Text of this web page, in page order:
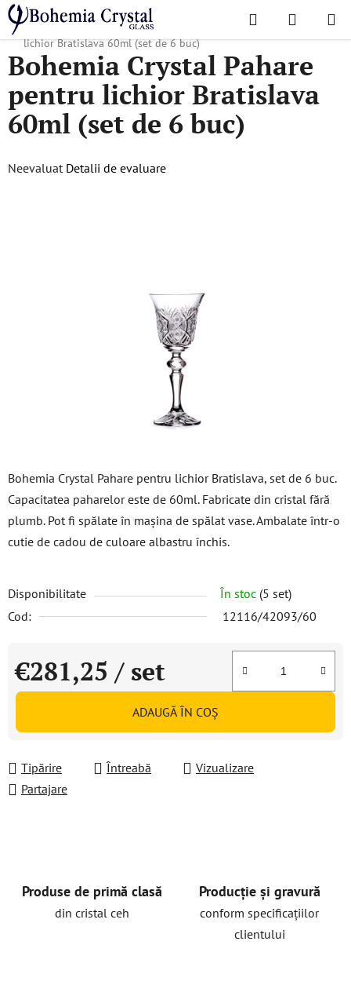
Treci
conținut
Căutare
DE
Acasă
/ Colecții populare / Bratislava
Bohemia Crystal Pahare pentru
lichior Bratislava 60ml (set de 6 buc)
Bohemia Crystal Pahare pentru lichior Bratislava, set de 6 buc.
Capacitatea paharelor este de 60ml. Fabricate din cristal fără
plumb. Pot fi spălate în mașina de spălat vase. Ambalate într-o
cutie de cadou de culoare albastru închis.
Disponibilitate În stoc (5 set)
Cod:
12116/42093/60
€281,25 / set
Evaluare preţ:
ADAUGĂ ÎN COŞ
Tipărire Întreabă
Vizualizare
Partajare
Bohemia Crystal Pahare
pentru lichior Bratislava
60ml (set de 6 buc)
Evaluarea
Neevaluat Detalii de evaluare
Produse de primă clasă
din cristal ceh
Producție și gravură
conform specificațiilor
clientului